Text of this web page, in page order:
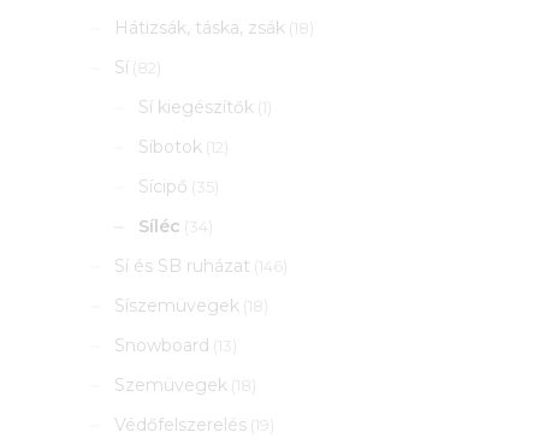
Hátizsák, táska, zsák (18)
Sí (82)
Sí kiegészítők (1)
Síbotok (12)
Sícipő (35)
Síléc (34)
Sí és SB ruházat (146)
Síszemüvegek (18)
Snowboard (13)
Szemüvegek (18)
Védőfelszerelés (19)